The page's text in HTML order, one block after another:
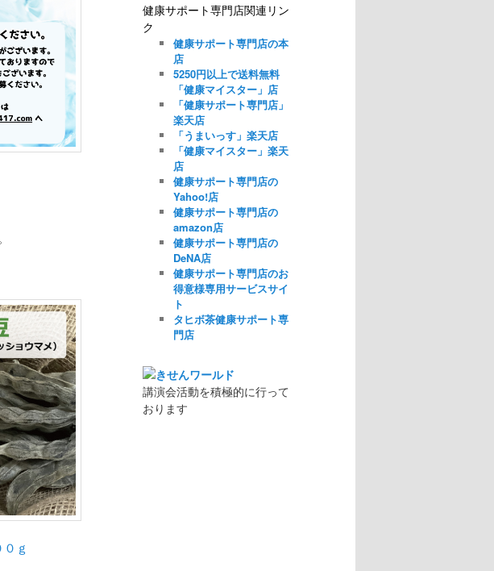
ｇ
健康サポート専門店関連リン
ク
健康サポート専門店の本
店
5250円以上で送料無料
「健康マイスター」店
「健康サポート専門店」
楽天店
「うまいっす」楽天店
「健康マイスター」楽天
店
健康サポート専門店の
Yahoo!店
健康サポート専門店の
amazon店
健康サポート専門店の
DeNA店
健康サポート専門店のお
得意様専用サービスサイ
ト
タヒボ茶健康サポート専
門店
講演会活動を積極的に行って
おります